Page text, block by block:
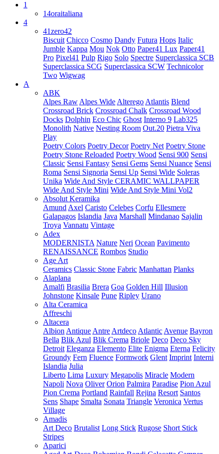
1
14oraitaliana
4
41zero42
Biscuit Chicco Cosmo Dandy Futura Hops Italic
Jumble Kappa Mou Nok Otto Paper41 Lux Paper41
Pro Pixel41 Pulp Rigo Solo Spectre Superclassica SCB
Superclassica SCG Superclassica SCW Technicolor
Two Wigwag
A
ABK
Alpes Raw Alpes Wide Alterego Atlantis Blend
Crossroad Brick Crossroad Chalk Crossroad Wood
Docks Dolphin Eco Chic Ghost Interno 9 Lab325
Monolith Native Nesting Room Out.20 Pietra Viva
Play
Poetry Colors Poetry Decor Poetry Net Poetry Stone
Poetry Stone Reloaded Poetry Wood Sensi 900 Sensi
Classic Sensi Fantasy Sensi Gems Sensi Nuance Sensi
Roma Sensi Signoria Sensi Up Sensi Wide Soleras
Unika Wide And Style CERAMIC WALLPAPER
Wide And Style Mini Wide And Style Mini Vol2
Absolut Keramika
Amund Axel Caristo Celebes Corfu Ellesmere
Galapagos Islandia Java Marshall Mindanao Sajalin
Troya Vannatu Vintage
Adex
MODERNISTA Nature Neri Ocean Pavimento
RENAISSANCE Rombos Studio
Age Art
Ceramics Classic Stone Fabric Manhattan Planks
Alaplana
Amalfi Brasilia Brera Goa Golden Hill Illusion
Johnstone Kinsale Pune Ripley Urano
Alta Ceramica
Affreschi
Altacera
Albion Antique Antre Artdeco Atlantic Avenue Bayron
Bella Blik Azul Blik Crema Briole Deco Deco Sky
Detroit Eleganza Elemento Elite Enigma Eterna Felicity
Groundy Fern Fluence Formwork Glent Imprint Interni
Islandia Julia
Liberto Lima Luxury Megapolis Miracle Modern
Napoli Nova Oliver Orion Palmira Paradise Pion Azul
Pion Crema Portland Rainfall Rejina Resort Santos
Sens Shape Smalta Sonata Triangle Veronica Vertus
Village
Amadis
Art Deco Brutalist Long Stick Rugose Short Stick
Stripes
Aparici